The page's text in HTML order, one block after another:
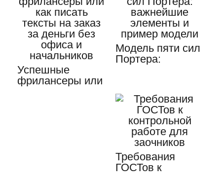
Успешные
фрилансеры или
Модель пяти сил
Портера:
пример модели
Требования
ГОСТов к